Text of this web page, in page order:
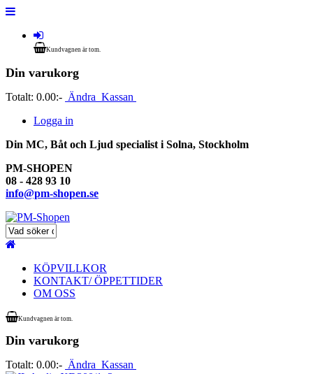
Kundvagnen är tom.
Din varukorg
Totalt: 0.00:- Ändra Kassan
Logga in
Din MC, Båt och Ljud specialist i Solna, Stockholm
PM-SHOPEN
08 - 428 93 10
info@pm-shopen.se
KÖPVILLKOR
KONTAKT/ ÖPPETTIDER
OM OSS
Kundvagnen är tom.
Din varukorg
Totalt: 0.00:- Ändra Kassan